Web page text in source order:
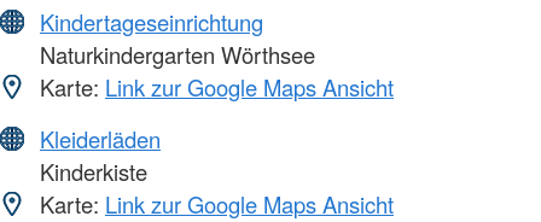
Kindertageseinrichtung
Naturkindergarten Wörthsee
Karte: Link zur Google Maps Ansicht
Kleiderläden
Kinderkiste
Karte: Link zur Google Maps Ansicht